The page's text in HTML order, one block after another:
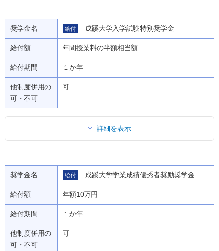
奨学金名 給付 成蹊大学入学試験特別奨学金
給付額 年間授業料の半額相当額
給付期間 １か年
他制度併用の
可・不可
可
詳細を表示
奨学金名 給付 成蹊大学学業成績優秀者奨励奨学金
給付額 年額10万円
給付期間 １か年
他制度併用の
可・不可
可